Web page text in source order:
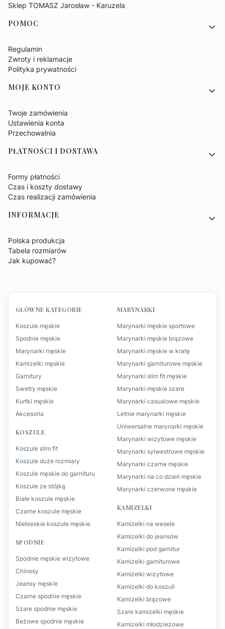
Sklep TOMASZ Jarosław - Karuzela
POMOC
Regulamin
Zwroty i reklamacje
Polityka prywatności
MOJE KONTO
Twoje zamówienia
Ustawienia konta
Przechowalnia
PŁATNOŚCI I DOSTAWA
Formy płatności
Czas i koszty dostawy
Czas realizacji zamówienia
INFORMACJE
Polska produkcja
Tabela rozmiarów
Jak kupować?
GŁÓWNE KATEGORIE
Koszule męskie
Spodnie męskie
Marynarki męskie
Kamizelki męskie
Garnitury
Swetry męskie
Kurtki męskie
Akcesoria
KOSZULE
Koszule slim fit
Koszule duże rozmiary
Koszule męskie do garnituru
Koszule ze stójką
Białe koszule męskie
Czarne koszule męskie
Niebieskie koszule męskie
SPODNIE
Spodnie męskie wizytowe
Chinosy
Jeansy męskie
Czarne spodnie męskie
Szare spodnie męskie
Beżowe spodnie męskie
MARYNARKI
Marynarki męskie sportowe
Marynarki męskie brązowe
Marynarki męskie w kratę
Marynarki garniturowe męskie
Marynarki slim fit męskie
Marynarki męskie szare
Marynarki casualowe męskie
Letnie marynarki męskie
Uniwersalne marynarki męskie
Marynarki wizytowe męskie
Marynarki sylwestrowe męskie
Marynarki czarne męskie
Marynarki na co dzień męskie
Marynarki czerwone męskie
KAMIZELKI
Kamizelki na wesele
Kamizelki do jeansów
Kamizelki pod garnitur
Kamizelki garniturowe
Kamizelki wizytowe
Kamizelki do koszuli
Kamizelki brązowe
Szare kamizelki męskie
Kamizelki młodzieżowe